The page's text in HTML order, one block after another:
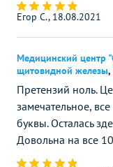
Егор С., 18.08.2021
Медицинский центр
щитовидной железы,
Претензий ноль.
замечательное,
буквы. Осталась
Довольна на все